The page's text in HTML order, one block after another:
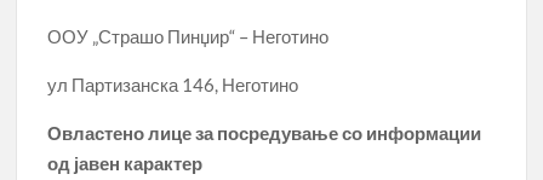
ООУ „Страшо Пинџир“ – Неготино
ул Партизанска 146, Неготино
Овластено лице за посредување со информации
од јавен карактер